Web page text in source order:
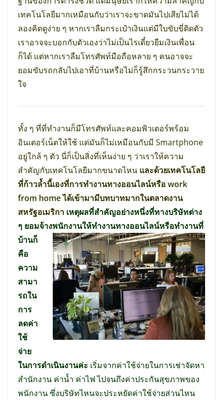
เทคโนโลยีมากเหมือนกับว่าเราจะขาดมันไปเสียไม่ได้
ลองคิดดูง่าย ๆ หากเราลืมกระเป๋าเงินแต่มีใบขับขี่ติดตัว
เราอาจจะบอกกับตัวเองว่าไม่เป็นไรเดี๋ยวยืมเงินเพื่อน
ก็ได้ แต่หากเราลืมโทรศัพท์มือถือหลาย ๆ คนอาจจะ
ยอมขับรถกลับไปเอาที่บ้านหรือไม่ก็รู้สึกกระวนกระวาย
ใจ
ทั้ง ๆ ที่ที่ทำงานก็มีโทรศัพท์และคอมพิวเตอร์พร้อม
อินเตอร์เน็ตให้ใช้ แต่มันก็ไม่เหมือนกับมี Smartphone
อยู่ใกล้ ๆ ตัว นี่ก็เป็นสิ่งที่เห็นง่าย ๆ ว่าเราให้ความ
สำคัญกับเทคโนโลยีมากขนาดไหน และด้วยเทคโนโลยี
ที่ก้าวล้ำนี้เองที่การทำงานทางออนไลน์หรือ work
from home ได้เข้ามามีบทบาทมากในตลาดงาน
สหรัฐอเมริกา เหตุผลที่สำคัญอย่างหนึ่งที่ทางบริษัทต่าง
ๆ ยอมจ้างพนักงานให้ทำงานทางออนไลน์หรือทำงานที่
บ้านก็
คือ
ความ
สามา
รถใน
การ
ลดค่า
ใช้
จ่าย
ในการดำเนินงานค่ะ เริ่มจากค่าใช้จ่ายในการเช่าจัดหา
สำนักงาน ค่าน้ำ ค่าไฟ ไปจนถึงค่าประกันสุขภาพของ
พนักงาน ซึ่งบริษัทไหนจะประหยัดค่าใช้จ่ายส่วนไหน